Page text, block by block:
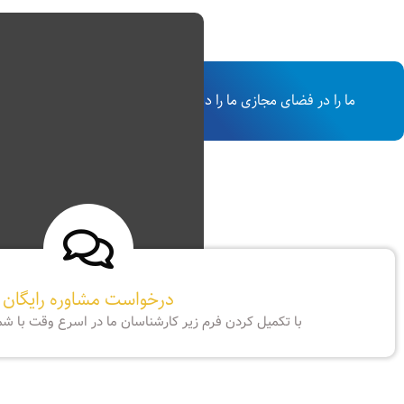
ما را در فضای مجازی ما را دنبال کنيد
درخواست مشاوره رایگان
با تکمیل کردن فرم زیر کارشناسان ما در اسرع وقت